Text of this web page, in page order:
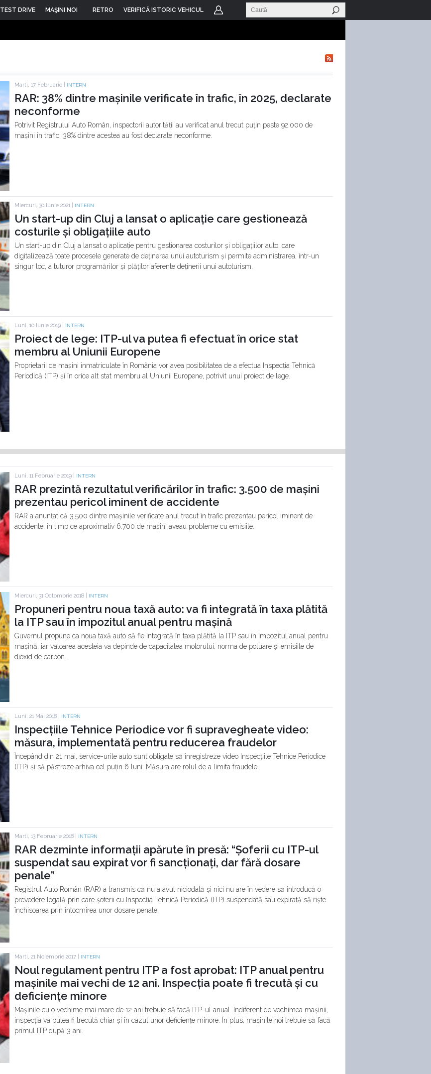
TEST DRIVE MAŞINI NOI RETRO VERIFICĂ ISTORIC VEHICUL
Marti, 17 Februarie | INTERN
RAR: 38% dintre mașinile verificate în trafic, în 2025, declarate
neconforme
Potrivit Registrului Auto Român, inspectorii autorității au verificat anul trecut puțin peste 92.000 de
mașini în trafic. 38% dintre acestea au fost declarate neconforme.
Miercuri, 30 Iunie 2021 | INTERN
Un start-up din Cluj a lansat o aplicație care gestionează
costurile și obligațiile auto
Un start-up din Cluj a lansat o aplicație pentru gestionarea costurilor și obligațiilor auto, care
digitalizează toate procesele generate de deținerea unui autoturism și permite administrarea, într-un
singur loc, a tuturor programărilor și plăților aferente deținerii unui autoturism.
Luni, 10 Iunie 2019 | INTERN
Proiect de lege: ITP-ul va putea fi efectuat în orice stat
membru al Uniunii Europene
Proprietarii de mașini înmatriculate în România vor avea posibilitatea de a efectua Inspecția Tehnică
Periodică (ITP) și în orice alt stat membru al Uniunii Europene, potrivit unui proiect de lege.
Luni, 11 Februarie 2019 | INTERN
RAR prezintă rezultatul verificărilor în trafic: 3.500 de mașini
prezentau pericol iminent de accidente
RAR a anunțat că 3.500 dintre mașinile verificate anul trecut în trafic prezentau pericol iminent de
accidente, în timp ce aproximativ 6.700 de mașini aveau probleme cu emisiile.
Miercuri, 31 Octombrie 2018 | INTERN
Propuneri pentru noua taxă auto: va fi integrată în taxa plătită
la ITP sau în impozitul anual pentru mașină
Guvernul propune ca noua taxă auto să fie integrată în taxa plătită la ITP sau în impozitul anual pentru
mașină, iar valoarea acesteia va depinde de capacitatea motorului, norma de poluare și emisiile de
dioxid de carbon.
Luni, 21 Mai 2018 | INTERN
Inspecțiile Tehnice Periodice vor fi supravegheate video:
măsura, implementată pentru reducerea fraudelor
Începând din 21 mai, service-urile auto sunt obligate să înregistreze video Inspecțiile Tehnice Periodice
(ITP) și să păstreze arhiva cel puțin 6 luni. Măsura are rolul de a limita fraudele.
Marti, 13 Februarie 2018 | INTERN
RAR dezminte informații apărute în presă: “Șoferii cu ITP-ul
suspendat sau expirat vor fi sancționați, dar fără dosare
penale”
Registrul Auto Român (RAR) a transmis că nu a avut niciodată și nici nu are în vedere să introducă o
prevedere legală prin care șoferii cu Inspecția Tehnică Periodică (ITP) suspendată sau expirată să riște
închisoarea prin întocmirea unor dosare penale.
Marti, 21 Noiembrie 2017 | INTERN
Noul regulament pentru ITP a fost aprobat: ITP anual pentru
mașinile mai vechi de 12 ani. Inspecția poate fi trecută și cu
deficiențe minore
Mașinile cu o vechime mai mare de 12 ani trebuie să facă ITP-ul anual. Indiferent de vechimea mașinii,
inspecția va putea fi trecută chiar și în cazul unor deficiențe minore. În plus, mașinile noi trebuie să facă
primul ITP după 3 ani.